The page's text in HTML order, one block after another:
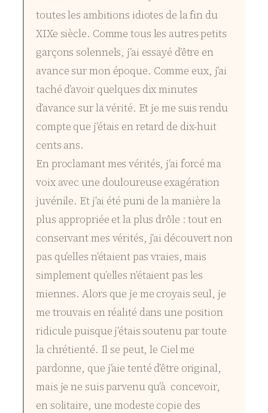
toutes les ambitions idiotes de la fin du
XIXe siècle. Comme tous les autres petits
garçons solennels, j’ai essayé d’être en
avance sur mon époque. Comme eux, j’ai
taché d’avoir quelques dix minutes
d’avance sur la vérité. Et je me suis rendu
compte que j’étais en retard de dix-huit
cents ans.
En proclamant mes vérités, j’ai forcé ma
voix avec une douloureuse exagération
juvénile. Et j’ai été puni de la manière la
plus appropriée et la plus drôle : tout en
conservant mes vérités, j’ai découvert non
pas qu’elles n’étaient pas vraies, mais
simplement qu’elles n’étaient pas les
miennes. Alors que je me croyais seul, je
me trouvais en réalité dans une position
ridicule puisque j’étais soutenu par toute
la chrétienté. Il se peut, le Ciel me
pardonne, que j’aie tenté d’être original,
mais je ne suis parvenu qu’à concevoir,
en solitaire, une modeste copie des